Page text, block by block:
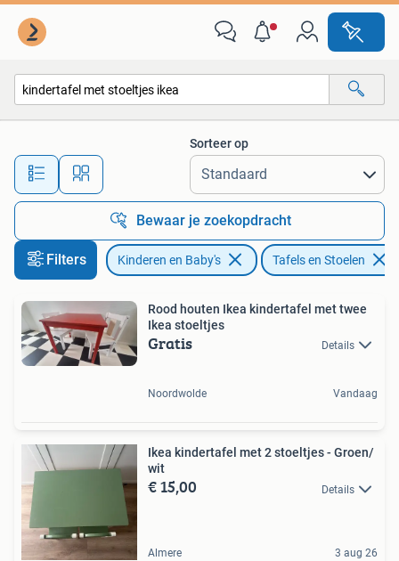
Alle afstanden…
Sorteer op
Bewaar je zoekopdracht
Filters Kinderen en Baby's Tafels en Stoelen
Rood houten Ikea kindertafel met twee
Ikea stoeltjes
Gratis Details
Noordwolde Vandaag
Ikea kindertafel met 2 stoeltjes - Groen/
wit
€ 15,00 Details
Almere 3 aug 26